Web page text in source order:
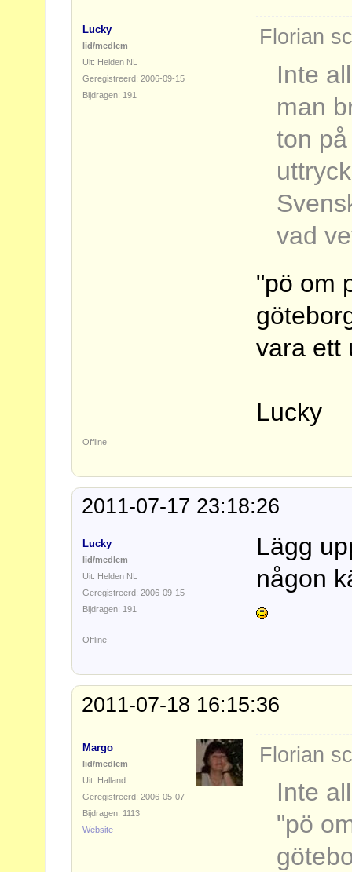
Lucky
lid/medlem
Uit: Helden NL
Geregistreerd: 2006-09-15
Bijdragen: 191
Florian
Inte
man
ton
vad
"pö om
vara ett
Lucky
Offline
2011-07-17 23:18:26
Lucky
lid/medlem
Uit: Helden NL
Geregistreerd: 2006-09-15
Bijdragen: 191
Lägg
någon
Offline
2011-07-18 16:15:36
Margo
lid/medlem
Uit: Halland
Geregistreerd: 2006-05-07
Bijdragen: 1113
Website
Florian
Inte
"pö